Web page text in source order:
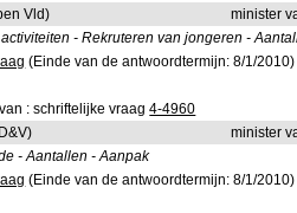
Vld)
minister
- Rekruteren van jongeren -
(Einde van de antwoordtermijn: 8/1/2010)
: schriftelijke vraag4-4960
minister
- Aantallen - Aanpak
(Einde van de antwoordtermijn: 8/1/2010)